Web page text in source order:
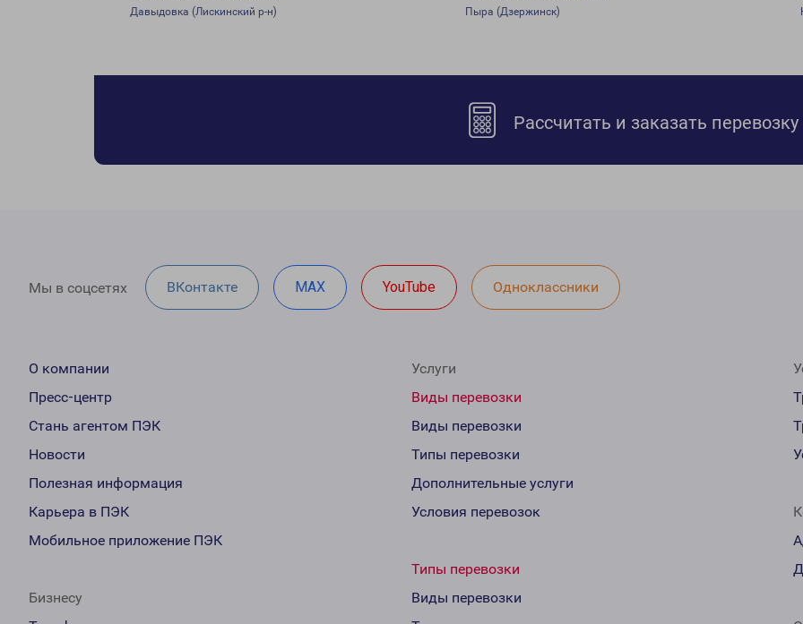
Давыдовка (Лискинский р-н)
Пыра (Дзержинск)
Рассчитать и заказать перевозку
Мы в соцсетях ВКонтакте MAX YouTube Одноклассники
О компании
Пресс-центр
Стань агентом ПЭК
Новости
Полезная информация
Карьера в ПЭК
Мобильное приложение ПЭК
Бизнесу
Услуги
Виды перевозки
Виды перевозки
Типы перевозки
Дополнительные услуги
Условия перевозок
Типы перевозки
Виды перевозки